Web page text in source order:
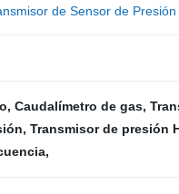
de Sensor de
, Caudalímetro de gas,
, Transmisor de presión
,